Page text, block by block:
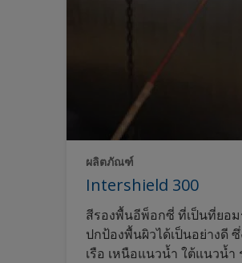
ผลิตภัณฑ์
Intershield 300
สีรองพื้นอีพ็อกซี่ ที่เป็นที่ยอ
ปกป้องพื้นผิวได้เป็นอย่างดี
เรือ เหนือแนวน้ำ ใต้แนวน้ำ